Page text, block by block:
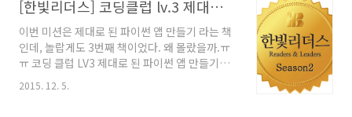
자 부터 자료형, 변수, 상수 등 무시하기 ..
[한빛리더스] 코딩클럽 lv.3 제대로 된 파이썬 앱 만들기
이번 미션은 제대로 된 파이썬 앱 만들기 라는 책
인데, 놀랍게도 3번째 책이었다. 왜 몰랐을까.ㅠ
ㅠ 코딩 클럽 LV3 제대로 된 파이썬 앱 만들기국
내도서저자 : 크리스 로피 / 이지호,유형목역출판
: 한빛미디어 2015.11.20상세보기 번역서 이고,
2015. 12. 5.